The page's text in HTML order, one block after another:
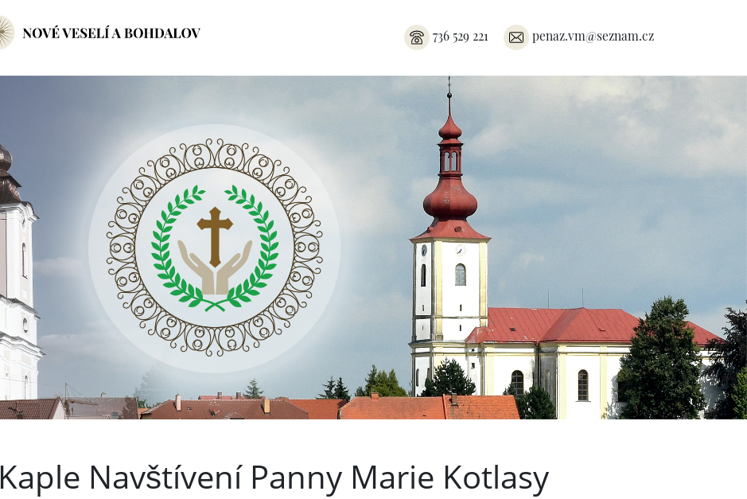
736 529 221 penaz.vm@seznam.cz
Kaple Navštívení Panny Marie Kotlasy